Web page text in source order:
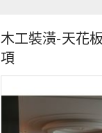
木工裝潢-天花
項